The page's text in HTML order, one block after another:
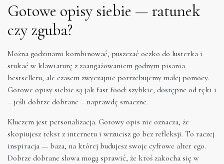
Gotowe opisy siebie — ratunek
czy zguba?
Można godzinami kombinować, puszczać oczko do lusterka i
stukać w klawiaturę z zaangażowaniem godnym pisania
bestselleru, ale czasem zwyczajnie potrzebujemy małej pomocy.
Gotowe opisy siebie są jak fast food: szybkie, dostępne od ręki i
– jeśli dobrze dobrane – naprawdę smaczne.
Kluczem jest personalizacja. Gotowy opis nie oznacza, że
skopiujesz tekst z internetu i wrzucisz go bez refleksji. To raczej
inspiracja — baza, na której budujesz swoje cyfrowe alter ego.
Dobrze dobrane słowa mogą sprawić, że ktoś zakocha się w